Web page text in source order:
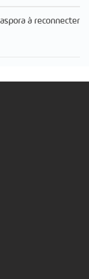
à reconnecter